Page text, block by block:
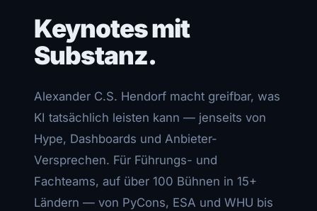
Keynotes mit
Substanz.
Alexander C.S. Hendorf macht greifbar, was
KI tatsächlich leisten kann — jenseits von
Hype, Dashboards und Anbieter-
Versprechen. Für Führungs- und
Fachteams, auf über 100 Bühnen in 15+
Ländern — von PyCons, ESA und WHU bis